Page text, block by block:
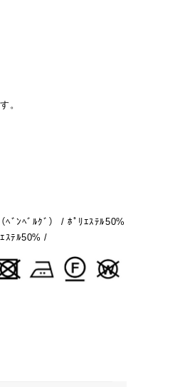
。
ﾞﾝﾍﾞﾙｸﾞ） / ﾎﾟﾘｴｽﾃﾙ50%
ｽﾃﾙ50% /